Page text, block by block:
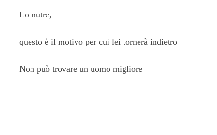
Lo nutre,
questo è il motivo per cui lei tornerà indietro
Non può trovare un uomo migliore